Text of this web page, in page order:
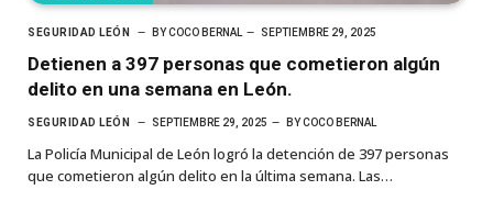
SEGURIDAD LEÓN BYCOCO BERNAL SEPTIEMBRE 29, 2025
Detienen a 397 personas que cometieron algún
delito en una semana en León.
SEGURIDAD LEÓN SEPTIEMBRE 29, 2025 BYCOCO BERNAL
La Policía Municipal de León logró la detención de 397 personas
que cometieron algún delito en la última semana. Las…